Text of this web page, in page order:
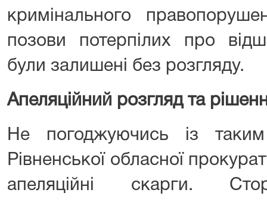
кримінального
позови потерпілих про
були залишені без розгляду.
Апеляційний розгляд та
Не погоджуючись із
Рівненської обласної
апеляційні скарги.